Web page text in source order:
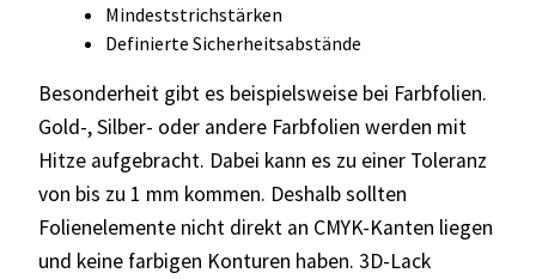
Mindeststrichstärken
Definierte Sicherheitsabstände
Besonderheit gibt es beispielsweise bei Farbfolien.
Gold-, Silber- oder andere Farbfolien werden mit
Hitze aufgebracht. Dabei kann es zu einer Toleranz
von bis zu 1 mm kommen. Deshalb sollten
Folienelemente nicht direkt an CMYK-Kanten liegen
und keine farbigen Konturen haben. 3D-Lack